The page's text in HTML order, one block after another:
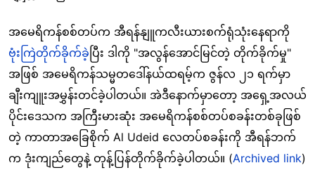
အမေရိကန်စစ်တပ်က အီရန်နျူကလီးယားစက်ရုံသုံးနေရာကို
ဗုံးကြဲတိုက်ခိုက်ခဲ့ ပြီး ဒါကို "အလွန်အောင်မြင်တဲ့ တိုက်ခိုက်မှု"
အဖြစ် အမေရိကန်သမ္မတဒေါ်နယ်ထရမ့်က ဇွန်လ ၂၁ ရက်မှာ
ချီးကျူးအမွှန်းတင်ခဲ့ပါတယ်။ အဲဒီနောက်မှာတော့ အရှေ့အလယ်
ပိုင်းဒေသက အကြီးမားဆုံး အမေရိကန်စစ်တပ်စခန်းတစ်ခုဖြစ်
တဲ့ ကာတာအခြေစိုက် Al Udeid လေတပ်စခန်းကို အီရန်ဘက်
က ဒုံးကျည်တွေနဲ့ တုန့်ပြန်တိုက်ခိုက်ခဲ့ပါတယ်။ (Archived link)